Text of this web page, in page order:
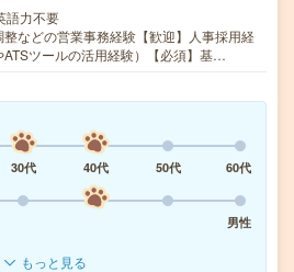
語力不要
整などの営業事務経験【歓迎】人事採用経
ATSツールの活用経験）【必須】基…
30代 40代 50代
60代
男性
もっと見る